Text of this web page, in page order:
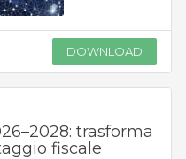
DOWNLOAD
trasforma
fiscale